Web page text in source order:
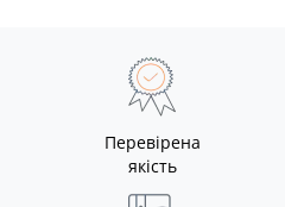
Перевірена
якість